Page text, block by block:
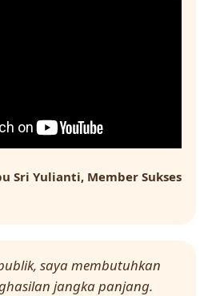
Sri Yulianti, Member Sukses
saya membutuhkan
jangka panjang.